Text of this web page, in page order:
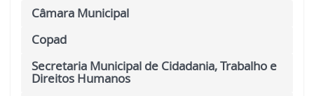
Câmara Municipal
Copad
Secretaria Municipal de Cidadania, Trabalho e
Direitos Humanos